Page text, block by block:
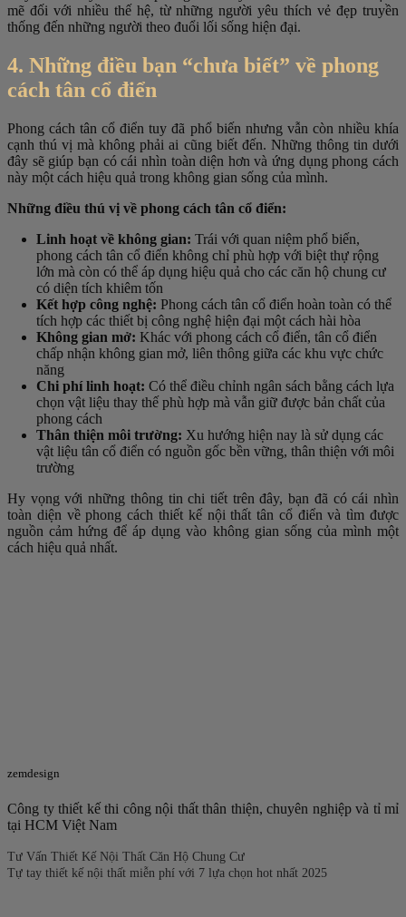
mẽ đối với nhiều thế hệ, từ những người yêu thích vẻ đẹp truyền
thống đến những người theo đuổi lối sống hiện đại.
4. Những điều bạn “chưa biết” về phong
cách tân cổ điển
Phong cách tân cổ điển tuy đã phổ biến nhưng vẫn còn nhiều khía
cạnh thú vị mà không phải ai cũng biết đến. Những thông tin dưới
đây sẽ giúp bạn có cái nhìn toàn diện hơn và ứng dụng phong cách
này một cách hiệu quả trong không gian sống của mình.
Những điều thú vị về phong cách tân cổ điển:
Linh hoạt về không gian: Trái với quan niệm phổ biến,
phong cách tân cổ điển không chỉ phù hợp với biệt thự rộng
lớn mà còn có thể áp dụng hiệu quả cho các căn hộ chung cư
có diện tích khiêm tốn
Kết hợp công nghệ: Phong cách tân cổ điển hoàn toàn có thể
tích hợp các thiết bị công nghệ hiện đại một cách hài hòa
Không gian mở: Khác với phong cách cổ điển, tân cổ điển
chấp nhận không gian mở, liên thông giữa các khu vực chức
năng
Chi phí linh hoạt: Có thể điều chỉnh ngân sách bằng cách lựa
chọn vật liệu thay thế phù hợp mà vẫn giữ được bản chất của
phong cách
Thân thiện môi trường: Xu hướng hiện nay là sử dụng các
vật liệu tân cổ điển có nguồn gốc bền vững, thân thiện với môi
trường
Hy vọng với những thông tin chi tiết trên đây, bạn đã có cái nhìn
toàn diện về phong cách thiết kế nội thất tân cổ điển và tìm được
nguồn cảm hứng để áp dụng vào không gian sống của mình một
cách hiệu quả nhất.
zemdesign
Công ty thiết kế thi công nội thất thân thiện, chuyên nghiệp và tỉ mỉ
tại HCM Việt Nam
Tư Vấn Thiết Kế Nội Thất Căn Hộ Chung Cư
Tự tay thiết kế nội thất miễn phí với 7 lựa chọn hot nhất 2025